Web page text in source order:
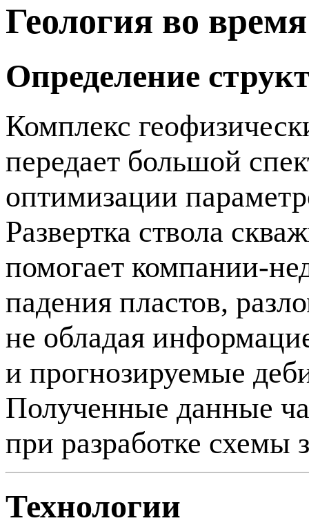
Геология во
Определение
Комплекс
передает большой
оптимизации
Развертка ствола
помогает компании-
падения пластов,
не обладая
и прогнозируемые
Полученные данные
при разработке схемы
Технологии